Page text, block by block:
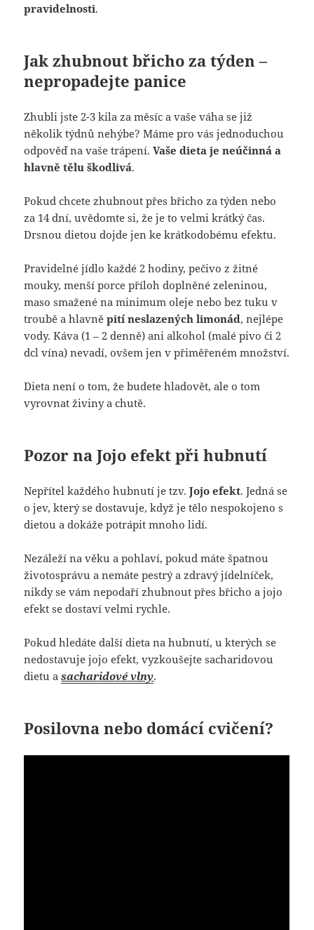
pravidelnosti.
Jak zhubnout břicho za týden –
nepropadejte panice
Zhubli jste 2-3 kila za měsíc a vaše váha se již
několik týdnů nehýbe? Máme pro vás jednoduchou
odpověď na vaše trápení. Vaše dieta je neúčinná a
hlavně tělu škodlivá.
Pokud chcete zhubnout přes břicho za týden nebo
za 14 dní, uvědomte si, že je to velmi krátký čas.
Drsnou dietou dojde jen ke krátkodobému efektu.
Pravidelné jídlo každé 2 hodiny, pečivo z žitné
mouky, menší porce příloh doplněné zeleninou,
maso smažené na minimum oleje nebo bez tuku v
troubě a hlavněpití neslazených limonád, nejlépe
vody. Káva (1 – 2 denně) ani alkohol (malé pivo či 2
dcl vína) nevadí, ovšem jen v přiměřeném množství.
Dieta není o tom, že budete hladovět, ale o tom
vyrovnat živiny a chutě.
Pozor na Jojo efekt při hubnutí
Nepřítel každého hubnutí je tzv.Jojo efekt. Jedná se
o jev, který se dostavuje, když je tělo nespokojeno s
dietou a dokáže potrápit mnoho lidí.
Nezáleží na věku a pohlaví, pokud máte špatnou
životosprávu a nemáte pestrý a zdravý jídelníček,
nikdy se vám nepodaří zhubnout přes břicho a jojo
efekt se dostaví velmi rychle.
Pokud hledáte další dieta na hubnutí, u kterých se
nedostavuje jojo efekt, vyzkoušejte sacharidovou
dietu asacharidové vlny.
Posilovna nebo domácí cvičení?